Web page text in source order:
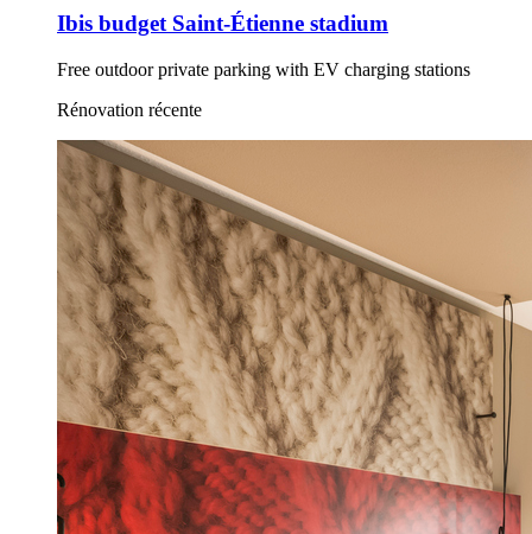
Ibis budget Saint-Étienne stadium
Free outdoor private parking with EV charging stations
Rénovation récente